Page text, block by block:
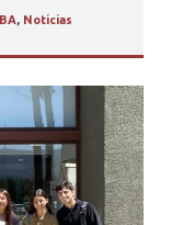
, Noticias